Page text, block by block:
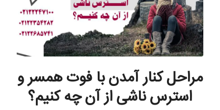
مراحل کنار آمدن با فوت همسر و
استرس ناشی از آن چه کنیم؟